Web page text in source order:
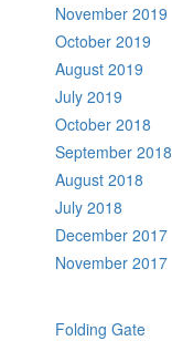
November 2019
October 2019
August 2019
July 2019
October 2018
September 2018
August 2018
July 2018
December 2017
November 2017
Folding Gate